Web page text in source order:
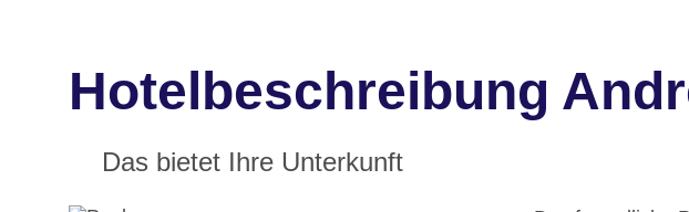
Hotelbeschreibung
Das bietet Ihre Unterkunft